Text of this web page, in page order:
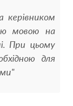
керівником
мовою на
При цьому
для